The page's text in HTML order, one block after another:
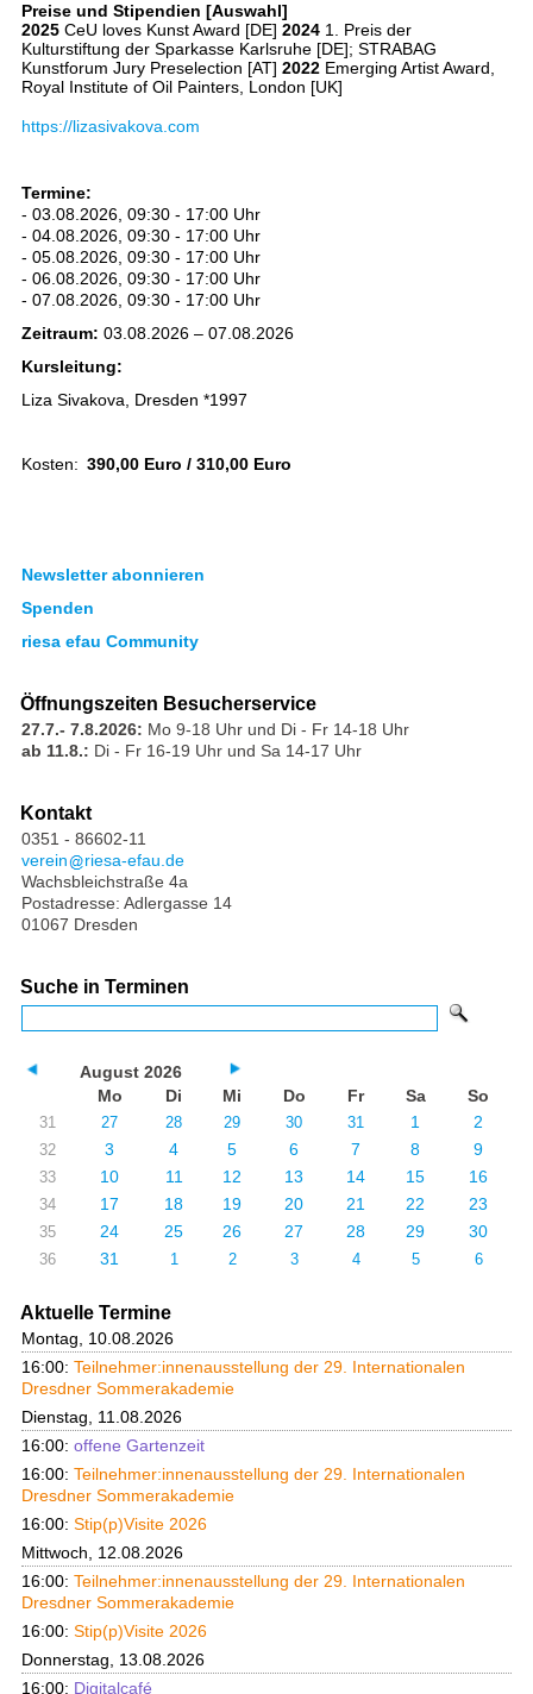
Preise und Stipendien [Auswahl]
2025CeU loves Kunst Award [DE] 20241. Preis der
Kulturstiftung der Sparkasse Karlsruhe [DE]; STRABAG
Kunstforum Jury Preselection [AT] 2022Emerging Artist Award,
Royal Institute of Oil Painters, London [UK]
https://lizasivakova.com
Termine:
- 03.08.2026, 09:30 - 17:00 Uhr
- 04.08.2026, 09:30 - 17:00 Uhr
- 05.08.2026, 09:30 - 17:00 Uhr
- 06.08.2026, 09:30 - 17:00 Uhr
- 07.08.2026, 09:30 - 17:00 Uhr
Zeitraum: 03.08.2026 – 07.08.2026
Kursleitung:
Liza Sivakova, Dresden *1997
Kosten: 390,00 Euro / 310,00 Euro
Newsletter abonnieren
Spenden
riesa efau Community
Öffnungszeiten Besucherservice
27.7.- 7.8.2026: Mo 9-18 Uhr und Di - Fr 14-18 Uhr
ab 11.8.: Di - Fr 16-19 Uhr und Sa 14-17 Uhr
Kontakt
0351 - 86602-11
verein
riesa-efau.de
Wachsbleichstraße 4a
Postadresse: Adlergasse 14
01067 Dresden
Suche in Terminen
August 2026
Mo
Di Mi Do Fr Sa So
31 27 28 29 30 31 1 2
32 3 4 5 6 7 8 9
33 10 11 12 13 14 15 16
34 17 18 19 20 21 22 23
35 24 25 26 27 28 29 30
36 31 1 2 3 4 5 6
Aktuelle Termine
Montag, 10.08.2026
16:00: Teilnehmer:innenausstellung der 29. Internationalen
Dresdner Sommerakademie
Dienstag, 11.08.2026
16:00: offene Gartenzeit
16:00: Teilnehmer:innenausstellung der 29. Internationalen
Dresdner Sommerakademie
16:00: Stip(p)Visite 2026
Mittwoch, 12.08.2026
16:00: Teilnehmer:innenausstellung der 29. Internationalen
Dresdner Sommerakademie
16:00: Stip(p)Visite 2026
Donnerstag, 13.08.2026
16:00: Digitalcafé